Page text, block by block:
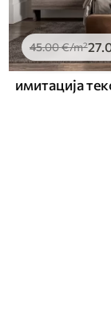
45.00€/m²27